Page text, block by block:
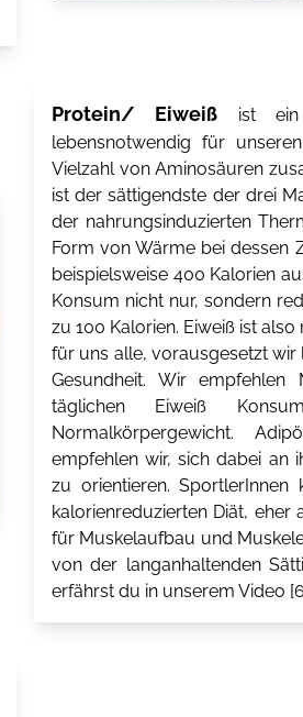
Protein/ Eiweiß ist ein
lebensnotwendig für
Vielzahl von Aminosäuren
ist der sättigendste der drei
der nahrungsinduzierten
Form von Wärme bei dessen
beispielsweise 400 Kalorien
Konsum nicht nur, sondern
zu 100 Kalorien. Eiweiß ist
für uns alle, vorausgesetzt
Gesundheit. Wir empfehlen
täglichen Eiweiß
Normalkörpergewicht.
empfehlen wir, sich dabei an
zu orientieren.
kalorienreduzierten Diät,
für Muskelaufbau und
von der langanhaltenden
erfährst du in unserem Video [6